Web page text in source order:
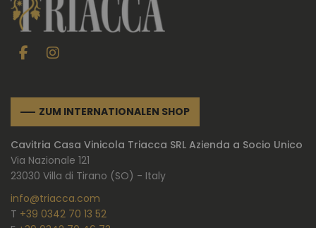
ZUM INTERNATIONALEN SHOP
Cavitria Casa Vinicola Triacca SRL Azienda a Socio Unico
Via Nazionale 121
23030 Villa di Tirano (SO) - Italy
info@triacca.com
T +39 0342 70 13 52